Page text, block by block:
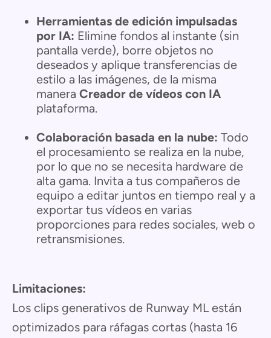
Herramientas de edición impulsadas
por IA: Elimine fondos al instante (sin
pantalla verde), borre objetos no
deseados y aplique transferencias de
estilo a las imágenes, de la misma
manera Creador de vídeos con IA
plataforma.
Colaboración basada en la nube: Todo
el procesamiento se realiza en la nube,
por lo que no se necesita hardware de
alta gama. Invita a tus compañeros de
equipo a editar juntos en tiempo real y a
exportar tus vídeos en varias
proporciones para redes sociales, web o
retransmisiones.
Limitaciones:
Los clips generativos de Runway ML están
optimizados para ráfagas cortas (hasta 16